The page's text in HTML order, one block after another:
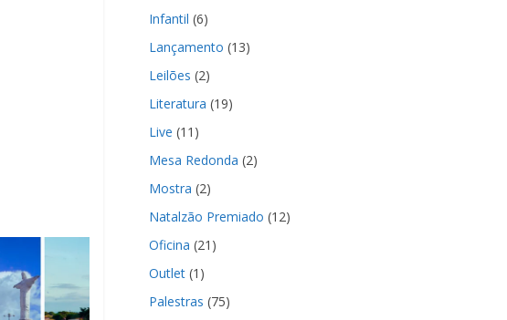
Infantil (6)
Lançamento (13)
Leilões (2)
Literatura (19)
Live (11)
Mesa Redonda (2)
Mostra (2)
Natalzão Premiado (12)
Oficina (21)
Outlet (1)
Palestras (75)